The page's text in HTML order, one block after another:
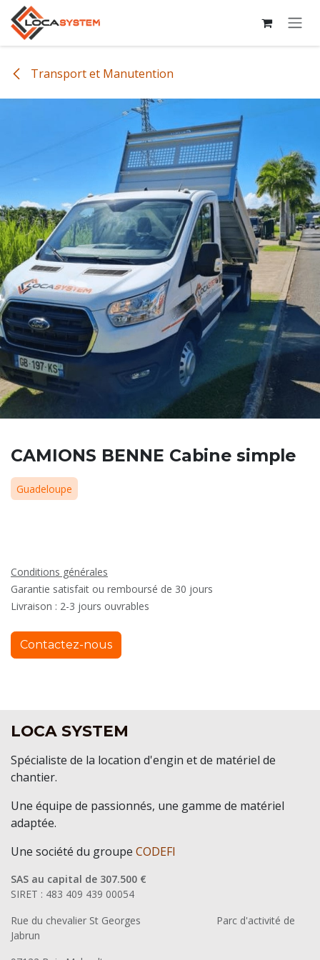
Se rendre au contenu
Transport et Manutention
CAMIONS BENNE Cabine simple
Guadeloupe
Conditions générales
Garantie satisfait ou remboursé de 30 jours
Livraison : 2-3 jours ouvrables
Contactez-nous
LOCA SYSTEM
Spécialiste de la location d'engin et de matériel de
chantier.
Une équipe de passionnés, une gamme de matériel
adaptée.
Une société du groupe CODEFI
SAS au capital de 307.500 €
SIRET : 483 409 439 00054
Rue du chevalier St Georges
​Parc d'activité de
Jabrun